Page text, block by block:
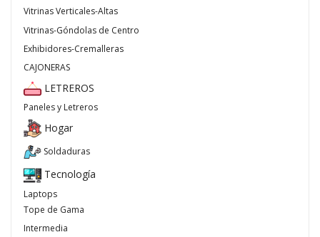
Vitrinas Verticales-Altas
Vitrinas-Góndolas de Centro
Exhibidores-Cremalleras
CAJONERAS
LETREROS
Paneles y Letreros
Hogar
Soldaduras
Tecnología
Laptops
Tope de Gama
Intermedia